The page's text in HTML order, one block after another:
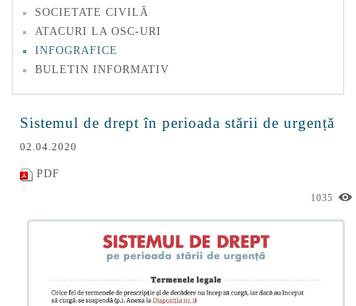
SOCIETATE CIVILĂ
ATACURI LA OSC-URI
INFOGRAFICE
BULETIN INFORMATIV
Sistemul de drept în perioada stării de urgență
02.04.2020
PDF
1035